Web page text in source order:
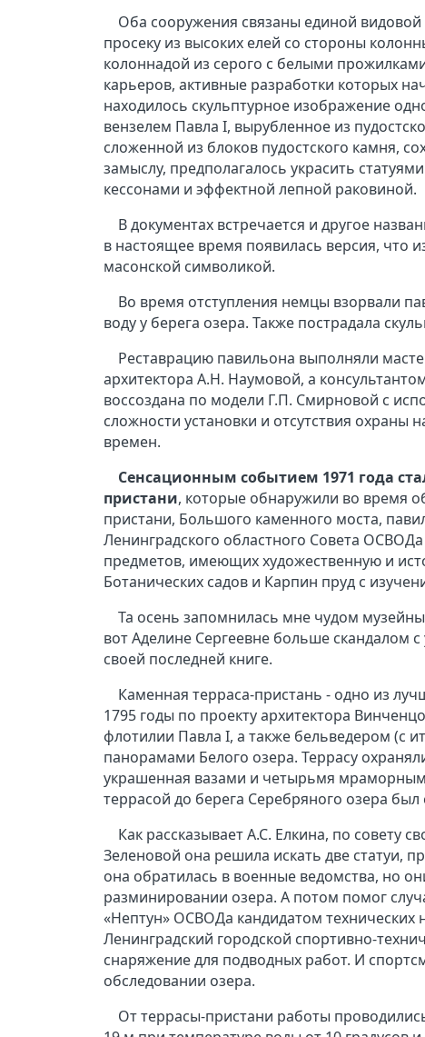
Оба сооружения связаны единой
просеку из высоких елей со стороны
колоннадой из серого с белыми
карьеров, активные разработки которых
находилось скульптурное изображение
вензелем Павла I, вырубленное из
сложенной из блоков пудостского камня,
замыслу, предполагалось украсить
кессонами и эффектной лепной раковиной.
В документах встречается и другое
в настоящее время появилась версия, что
масонской символикой.
Во время отступления немцы взорвали
воду у берега озера. Также пострадала
Реставрацию павильона выполняли
архитектора А.Н. Наумовой, а
воссоздана по модели Г.П. Смирновой с
сложности установки и отсутствия охраны
времен.
Сенсационным событием 1971 года
пристани, которые обнаружили во время
пристани, Большого каменного моста,
Ленинградского областного Совета
предметов, имеющих художественную и
Ботанических садов и Карпин пруд с
Та осень запомнилась мне чудом
вот Аделине Сергеевне больше скандалом
своей последней книге.
Каменная терраса-пристань - одно из
1795 годы по проекту архитектора
флотилии Павла I, а также бельведером (с
панорамами Белого озера. Террасу
украшенная вазами и четырьмя
террасой до берега Серебряного озера
Как рассказывает А.С. Елкина, по совету
Зеленовой она решила искать две статуи,
она обратилась в военные ведомства, но
разминировании озера. А потом помог
«Нептун» ОСВОДа кандидатом
Ленинградский городской спортивно-
снаряжение для подводных работ. И
обследовании озера.
От террасы-пристани работы